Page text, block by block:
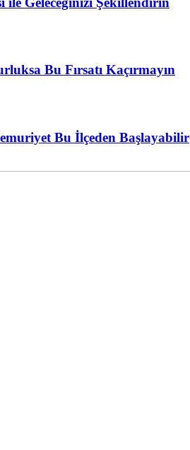
Bu Fırsatı Kaçırmayın
Bu İlçeden Başlayabilir